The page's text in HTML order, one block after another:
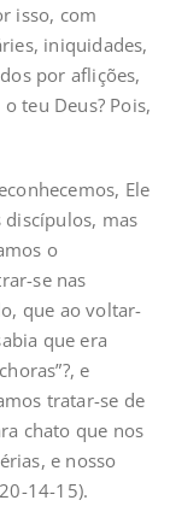
isso, com
iniquidades,
por aflições,
teu Deus? Pois,
Ele
discípulos, mas
o
se nas
que ao voltar-
que era
e
tratar-se de
chato que nos
e nosso
14-15).